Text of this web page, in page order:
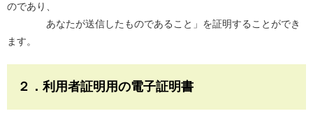
のであり、
あなたが送信したものであること」を証明することができ
ます。
２．利用者証明用の電子証明書